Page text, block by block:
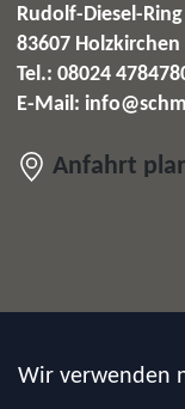
Wir verwenden
Rudolf-Diesel-
83607 Holzkirchen
Tel.: 08024
E-Mail:
Anfahrt